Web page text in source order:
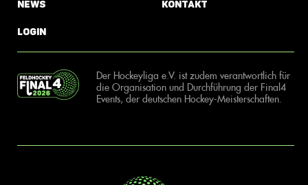
News
Login
Kontakt
Der Hockeyliga e.V. ist zudem verantwortlich für
die Organisation und Durchführung der Final4
Events, der deutschen Hockey-Meisterschaften.